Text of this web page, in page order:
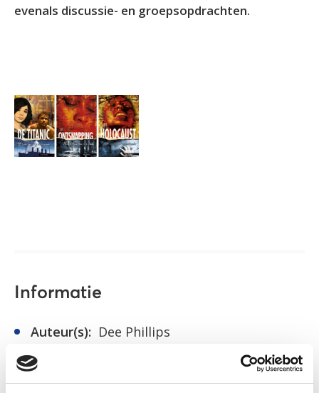
evenals discussie- en groepsopdrachten.
Informatie
Auteur(s): Dee Phillips
Uitgever:
Eenvoudig Communiceren
Jaar van uitgave: 2015